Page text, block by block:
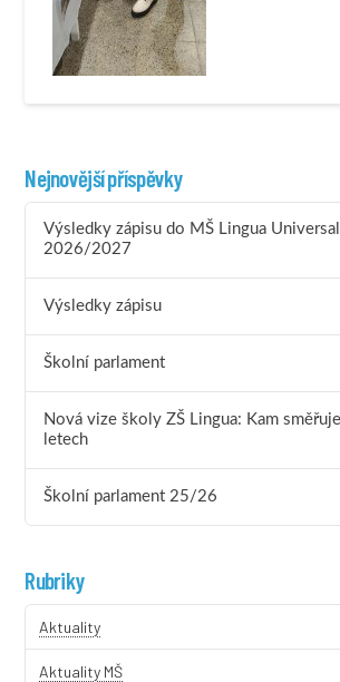
Nejnovější příspěvky
Výsledky zápisu do MŠ Lingua
2026/2027
Výsledky zápisu
Školní parlament
Nová vize školy ZŠ Lingua: Kam
letech
Školní parlament 25/26
Rubriky
Aktuality
Aktuality MŠ